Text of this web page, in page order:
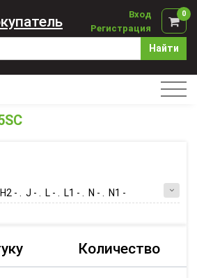
Найти
Вход
Регистрация
0
- . J - . L - . L1 - . N - . N1 -
Количество